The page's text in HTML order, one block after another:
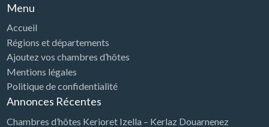
Menu
Accueil
Régions et départements
Ajoutez vos chambres d’hôtes
Mentions légales
Politique de confidentialité
Annonces Récentes
Chambres d’hôtes Kerioret Izella – Kerlaz Douarnenez